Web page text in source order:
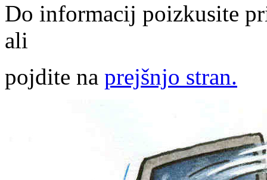
Do informacij poizkusite
ali
pojdite na prejšnjo stran.